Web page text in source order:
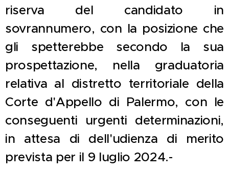
riserva del candidato in
sovrannumero, con la posizione che
gli spetterebbe secondo la sua
prospettazione, nella graduatoria
relativa al distretto territoriale della
Corte d'Appello di Palermo, con le
conseguenti urgenti determinazioni,
in attesa di dell'udienza di merito
prevista per il 9 luglio 2024.-